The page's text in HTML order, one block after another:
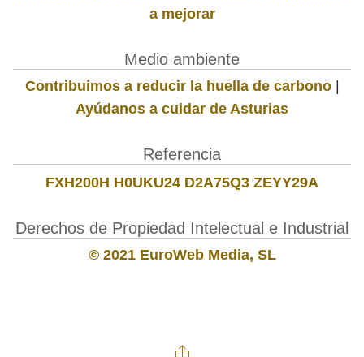
a mejorar
Medio ambiente
Contribuimos a reducir la huella de carbono|
Ayúdanos a cuidar de Asturias
Referencia
FXH200H H0UKU24 D2A75Q3 ZEYY29A
Derechos de Propiedad Intelectual e Industrial
© 2021 EuroWeb Media, SL